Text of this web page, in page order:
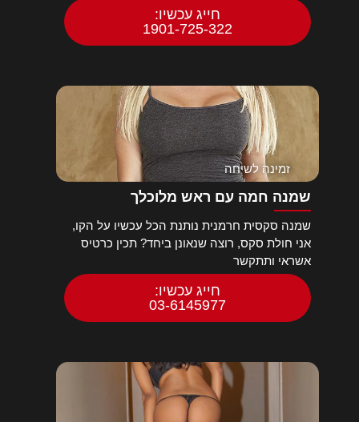
חייג עכשיו:
1901-725-322
זמינה לשיחה
שמנה חמה עם ראש מלוכלך
שמנה סקסית חרמנית נותנת הכל עכשיו על הקו,
אני חולת סקס, רוצה שנאונן ביחד? תכין כרטיס
אשראי ותתקשר
חייג עכשיו:
03-6145977